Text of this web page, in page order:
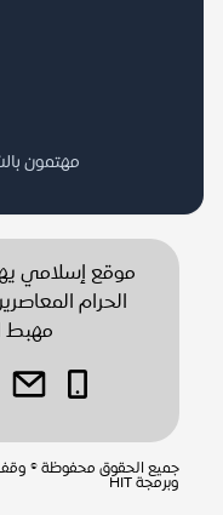
مهتمون
موقع إسلامي
الحرام
مهبط
وبرمجةHIT